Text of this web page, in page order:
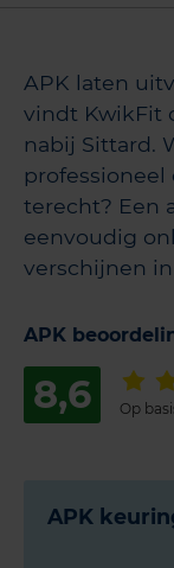
APK laten
vindt KwikFit
nabij Sittard.
professioneel
terecht? Een
eenvoudig
verschijnen
APK
8,6 Op
APK